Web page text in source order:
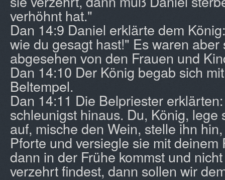
verhöhnt hat."
Dan 14:9 Daniel erklärte dem
wie du gesagt hast!" Es waren
abgesehen von den Frauen und
Dan 14:10 Der König begab sich
Beltempel.
Dan 14:11 Die Belpriester
schleunigst hinaus. Du, König, lege
auf, mische den Wein, stelle ihn
Pforte und versiegle sie mit deinem
dann in der Frühe kommst und
verzehrt findest, dann sollen wir